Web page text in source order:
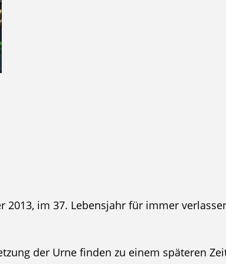
2013, im 37. Lebensjahr für immer
der Urne finden zu einem späteren